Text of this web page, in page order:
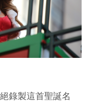
錄製這首聖誕名